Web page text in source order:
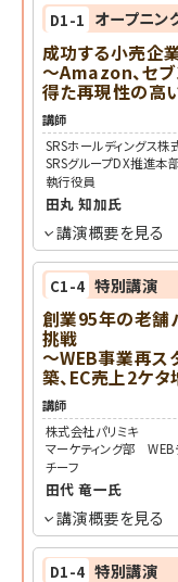
D1-1 オープニン
成功する小売企
～Amazon、セブ
得た再現性の高
講師
SRSホールディングス株
SRSグループDX推進本
執行役員
田丸 知加氏
講演概要を見る
C1-4 特別講演
創業95年の老舗
挑戦
～WEB事業再ス
築、EC売上2ケ
講師
株式会社パリミキ
マーケティング部 WEB
チーフ
田代 竜一氏
講演概要を見る
D1-4 特別講演